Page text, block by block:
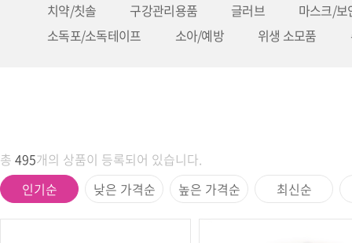
치약/칫솔 구강관리용품 글러브
마스크/보
소독포/소독테이프
소아/예방 위생 소모품
총 495개의 상품이 등록되어 있습니다.
인기순
낮은 가격순 높은 가격순 최신순